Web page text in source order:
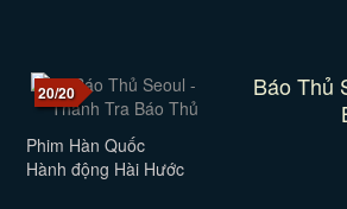
20/20
Báo Thủ
Phim Hàn Quốc
Hành động Hài Hước